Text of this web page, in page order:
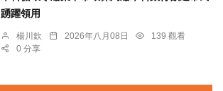
踴躍領用
楊川欽 2026年八月08日
139 觀看
0 分享